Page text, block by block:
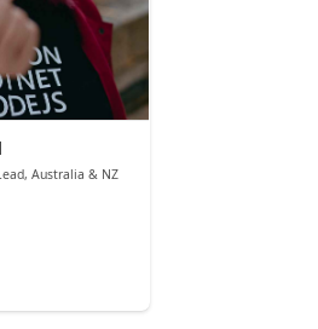
Australia & NZ